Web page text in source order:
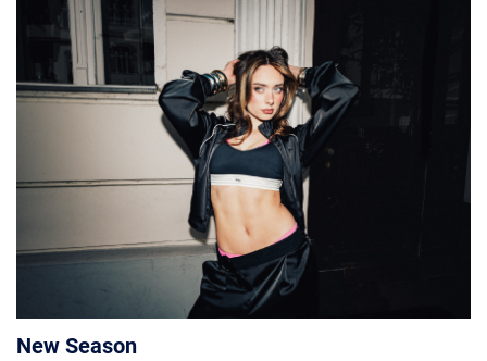
New Season